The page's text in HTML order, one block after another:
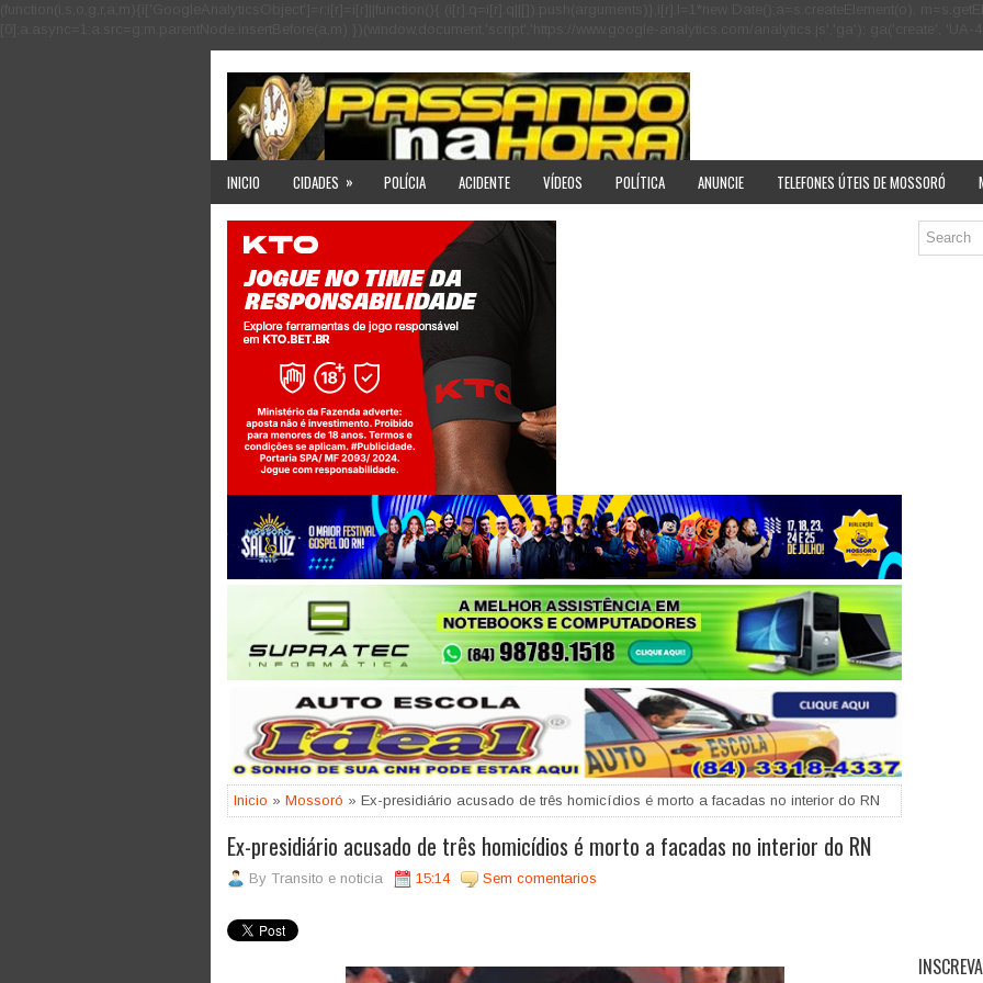
INICIO CIDADES » POLÍCIA ACIDENTE VÍDEOS POLÍTICA ANUNCIE TELEFONES ÚTEIS DE MOSSORÓ
Jogue com responsabilidade. 18+
Inicio » Mossoró » Ex-presidiário acusado de três homicídios é morto a facadas no interior do RN
Ex-presidiário acusado de três homicídios é morto a facadas no interior do RN
By Transito e noticia 15:14 Sem comentarios